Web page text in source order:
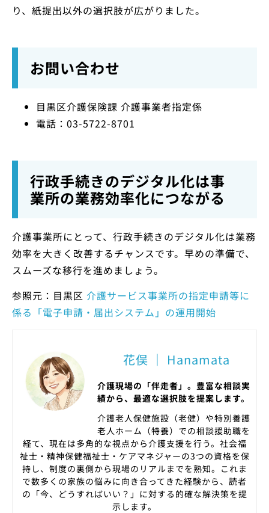
り、紙提出以外の選択肢が広がりました。
お問い合わせ
目黒区介護保険課 介護事業者指定係
電話：03-5722-8701
行政手続きのデジタル化は事
業所の業務効率化につながる
介護事業所にとって、行政手続きのデジタル化は業務
効率を大きく改善するチャンスです。早めの準備で、
スムーズな移行を進めましょう。
参照元：目黒区 介護サービス事業所の指定申請等に
係る「電子申請・届出システム」の運用開始
花俣 ｜ Hanamata
介護現場の「伴走者」。豊富な相談実
績から、最適な選択肢を提案します。
介護老人保健施設（老健）や特別養護
老人ホーム（特養）での相談援助職を
経て、現在は多角的な視点から介護支援を行う。社会福
祉士・精神保健福祉士・ケアマネジャーの3つの資格を保
持し、制度の裏側から現場のリアルまでを熟知。これま
で数多くの家族の悩みに向き合ってきた経験から、読者
の「今、どうすればいい？」に対する的確な解決策を提
示します。